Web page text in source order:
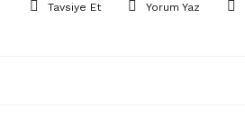
Tavsiye Et Yorum Yaz